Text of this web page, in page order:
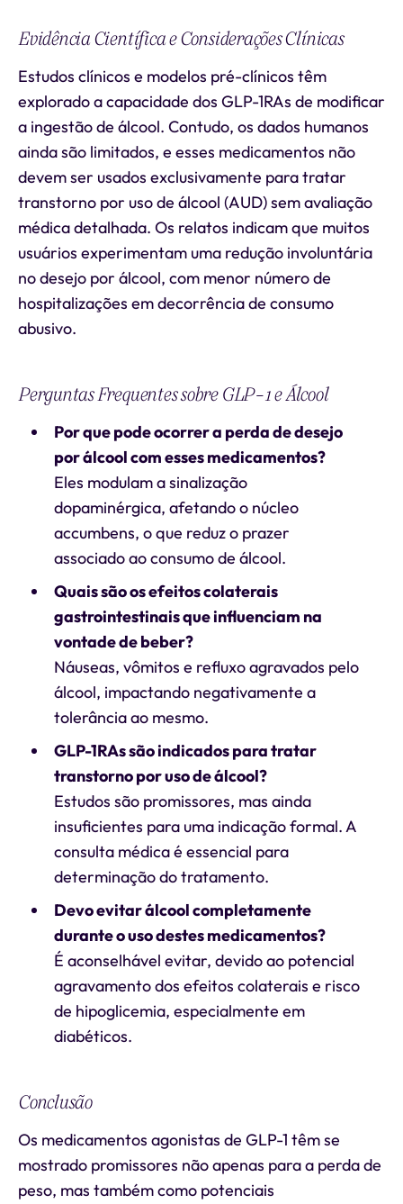
Evidência Científica e Considerações Clínicas
Estudos clínicos e modelos pré-clínicos têm
explorado a capacidade dos GLP-1RAs de modificar
a ingestão de álcool. Contudo, os dados humanos
ainda são limitados, e esses medicamentos não
devem ser usados exclusivamente para tratar
transtorno por uso de álcool (AUD) sem avaliação
médica detalhada. Os relatos indicam que muitos
usuários experimentam uma redução involuntária
no desejo por álcool, com menor número de
hospitalizações em decorrência de consumo
abusivo.
Perguntas Frequentes sobre GLP-1 e Álcool
Por que pode ocorrer a perda de desejo
por álcool com esses medicamentos?
Eles modulam a sinalização
dopaminérgica, afetando o núcleo
accumbens, o que reduz o prazer
associado ao consumo de álcool.
Quais são os efeitos colaterais
gastrointestinais que influenciam na
vontade de beber?
Náuseas, vômitos e refluxo agravados pelo
álcool, impactando negativamente a
tolerância ao mesmo.
GLP-1RAs são indicados para tratar
transtorno por uso de álcool?
Estudos são promissores, mas ainda
insuficientes para uma indicação formal. A
consulta médica é essencial para
determinação do tratamento.
Devo evitar álcool completamente
durante o uso destes medicamentos?
É aconselhável evitar, devido ao potencial
agravamento dos efeitos colaterais e risco
de hipoglicemia, especialmente em
diabéticos.
Conclusão
Os medicamentos agonistas de GLP-1 têm se
mostrado promissores não apenas para a perda de
peso, mas também como potenciais